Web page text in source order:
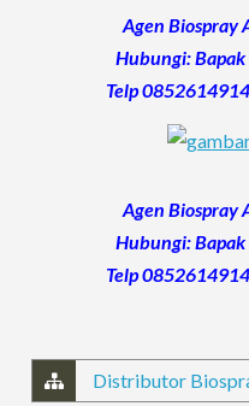
Agen Biospray
Hubungi:
Telp
Agen Biospray
Hubungi:
Telp
Distributor